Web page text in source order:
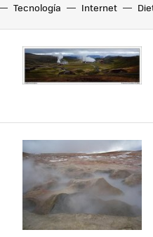
Tecnología Internet